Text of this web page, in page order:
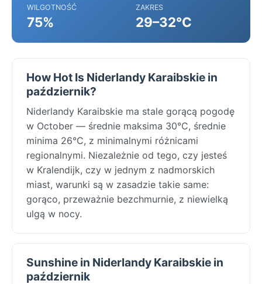
WILGOTNOŚĆ
75%
ZAKRES
29–32°C
How Hot Is Niderlandy Karaibskie in
październik?
Niderlandy Karaibskie ma stale gorącą pogodę
w October — średnie maksima 30°C, średnie
minima 26°C, z minimalnymi różnicami
regionalnymi. Niezależnie od tego, czy jesteś
w Kralendijk, czy w jednym z nadmorskich
miast, warunki są w zasadzie takie same:
gorąco, przeważnie bezchmurnie, z niewielką
ulgą w nocy.
Sunshine in Niderlandy Karaibskie in
październik